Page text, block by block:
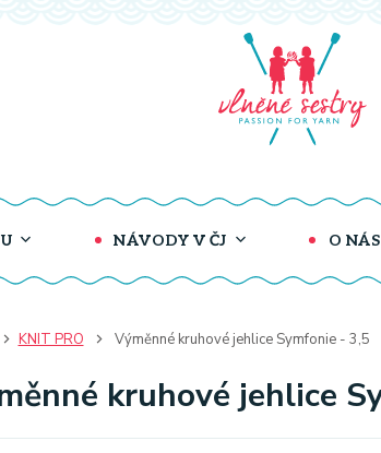
NÁVODY V ČJ O NÁS
KNIT PRO Výměnné kruhové jehlice Symfonie - 3,5
kruhové jehlice